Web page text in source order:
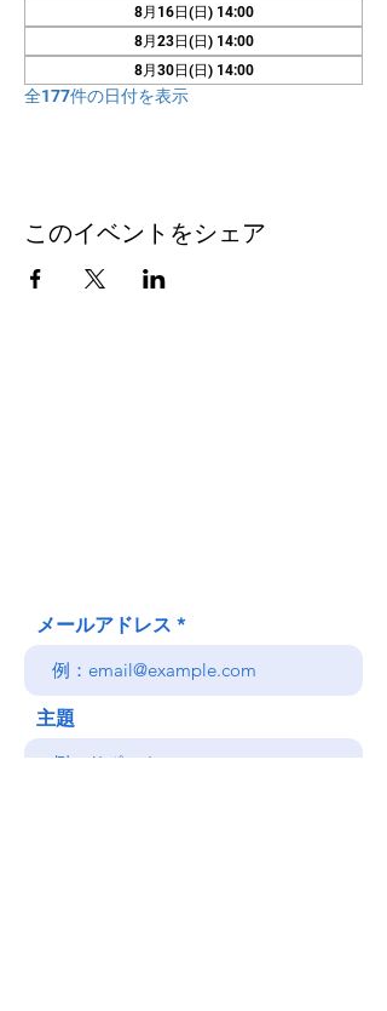
8月16日(日) 14:00
8月23日(日) 14:00
8月30日(日) 14:00
全177件の日付を表示
このイベントをシェア
メールアドレス
主題